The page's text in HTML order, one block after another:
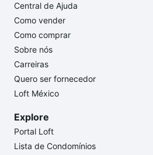
Central de Ajuda
Como vender
Como comprar
Sobre nós
Carreiras
Quero ser fornecedor
Loft México
Explore
Portal Loft
Lista de Condomínios